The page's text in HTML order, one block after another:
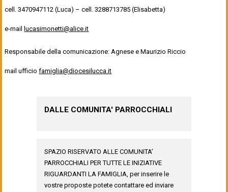
cell. 3470947112 (Luca) – cell. 3288713785 (Elisabetta)
e-mail lucasimonetti@alice.it
Responsabile della comunicazione: Agnese e Maurizio Riccio
mail ufficiofamiglia@diocesilucca.it
DALLE COMUNITA' PARROCCHIALI
SPAZIO RISERVATO ALLE COMUNITA’
PARROCCHIALI PER TUTTE LE INIZIATIVE
RIGUARDANTI LA FAMIGLIA, per inserire le
vostre proposte potete contattare ed inviare